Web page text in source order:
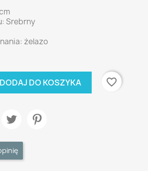
Srebrny
żelazo
DODAJ DO KOSZYKA favorite_border